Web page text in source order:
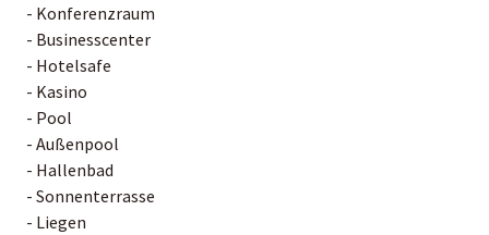
- Konferenzraum
- Businesscenter
- Hotelsafe
- Kasino
- Pool
- Außenpool
- Hallenbad
- Sonnenterrasse
- Liegen